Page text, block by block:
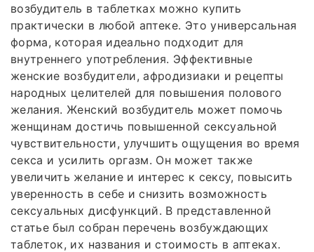
возбудитель в таблетках можно купить
практически в любой аптеке. Это универсальная
форма, которая идеально подходит для
внутреннего употребления. Эффективные
женские возбудители, афродизиаки и рецепты
народных целителей для повышения полового
желания. Женский возбудитель может помочь
женщинам достичь повышенной сексуальной
чувствительности, улучшить ощущения во время
секса и усилить оргазм. Он может также
увеличить желание и интерес к сексу, повысить
уверенность в себе и снизить возможность
сексуальных дисфункций. В представленной
статье был собран перечень возбуждающих
таблеток, их названия и стоимость в аптеках.